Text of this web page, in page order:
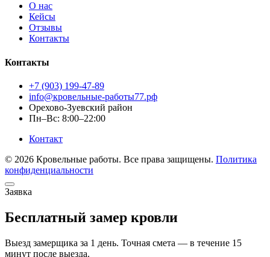
О нас
Кейсы
Отзывы
Контакты
Контакты
+7 (903) 199-47-89
info@кровельные-работы77.рф
Орехово-Зуевский район
Пн–Вс: 8:00–22:00
Контакт
© 2026 Кровельные работы. Все права защищены. Политика
конфиденциальности
Заявка
Бесплатный замер кровли
Выезд замерщика за 1 день. Точная смета — в течение 15
минут после выезда.